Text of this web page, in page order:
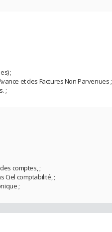
;
et des Factures Non Parvenues ;
;
comptes, ;
Ciel comptabilité, ;
;